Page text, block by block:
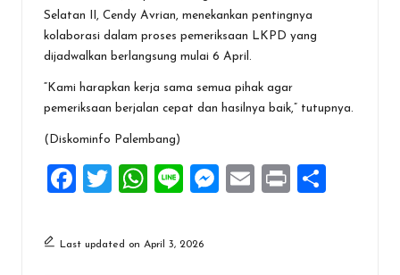
Selatan II, Cendy Avrian, menekankan pentingnya
kolaborasi dalam proses pemeriksaan LKPD yang
dijadwalkan berlangsung mulai 6 April.
“Kami harapkan kerja sama semua pihak agar
pemeriksaan berjalan cepat dan hasilnya baik,” tutupnya.
‎(Diskominfo Palembang)
F
ce
T
tt
W
at
Li
e
M
E
Pr
Last updated on April 3, 2026